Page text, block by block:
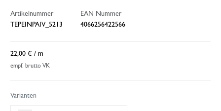
Artikelnummer
TEPEINPAIV_5213
EAN Nummer
4066256422566
22,00 € / m
empf. brutto VK
Varianten